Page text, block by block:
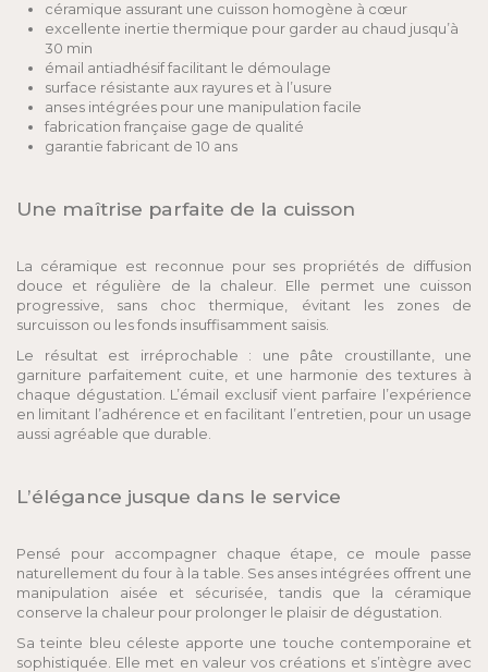
céramique assurant une cuisson homogène à cœur
excellente inertie thermique pour garder au chaud jusqu’à
30 min
émail antiadhésif facilitant le démoulage
surface résistante aux rayures et à l’usure
anses intégrées pour une manipulation facile
fabrication française gage de qualité
garantie fabricant de 10 ans
Une maîtrise parfaite de la cuisson
La céramique est reconnue pour ses propriétés de diffusion
douce et régulière de la chaleur. Elle permet une cuisson
progressive, sans choc thermique, évitant les zones de
surcuisson ou les fonds insuffisamment saisis.
Le résultat est irréprochable : une pâte croustillante, une
garniture parfaitement cuite, et une harmonie des textures à
chaque dégustation. L’émail exclusif vient parfaire l’expérience
en limitant l’adhérence et en facilitant l’entretien, pour un usage
aussi agréable que durable.
L’élégance jusque dans le service
Pensé pour accompagner chaque étape, ce moule passe
naturellement du four à la table. Ses anses intégrées offrent une
manipulation aisée et sécurisée, tandis que la céramique
conserve la chaleur pour prolonger le plaisir de dégustation.
Sa teinte bleu céleste apporte une touche contemporaine et
sophistiquée. Elle met en valeur vos créations et s’intègre avec